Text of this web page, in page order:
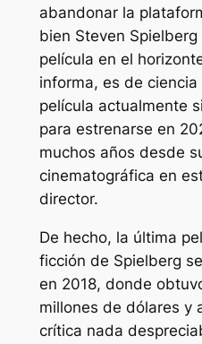
abandonar la
bien Steven
película en el
informa, es de
película actualmente
para estrenarse en
muchos años desde
cinematográfica en
director.
De hecho, la última
ficción de Spielberg
en 2018, donde
millones de dólares y
crítica nada